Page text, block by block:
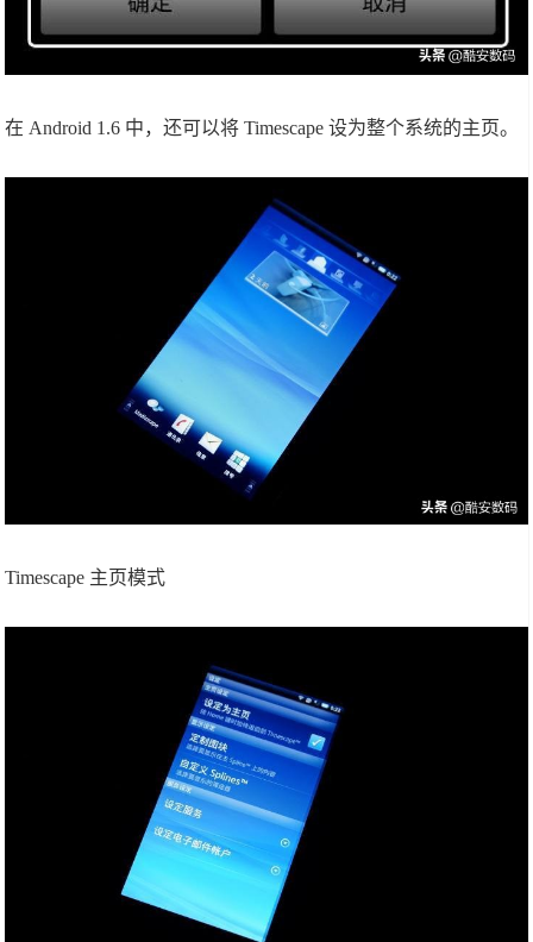
在 Android 1.6 中，还可以将 Timescape 设为整个系统的主页。
Timescape 主页模式